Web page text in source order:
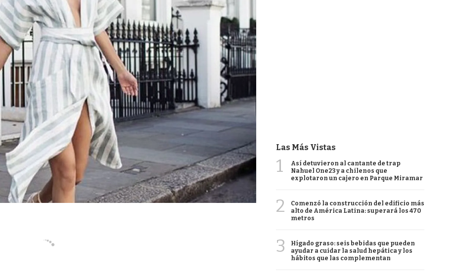
Las Más Vistas
1
Así detuvieron al cantante de trap
Nahuel One23 y a chilenos que
explotaron un cajero en Parque Miramar
2
Comenzó la construcción del edificio más
alto de América Latina: superará los 470
metros
3
Hígado graso: seis bebidas que pueden
ayudar a cuidar la salud hepática y los
hábitos que las complementan